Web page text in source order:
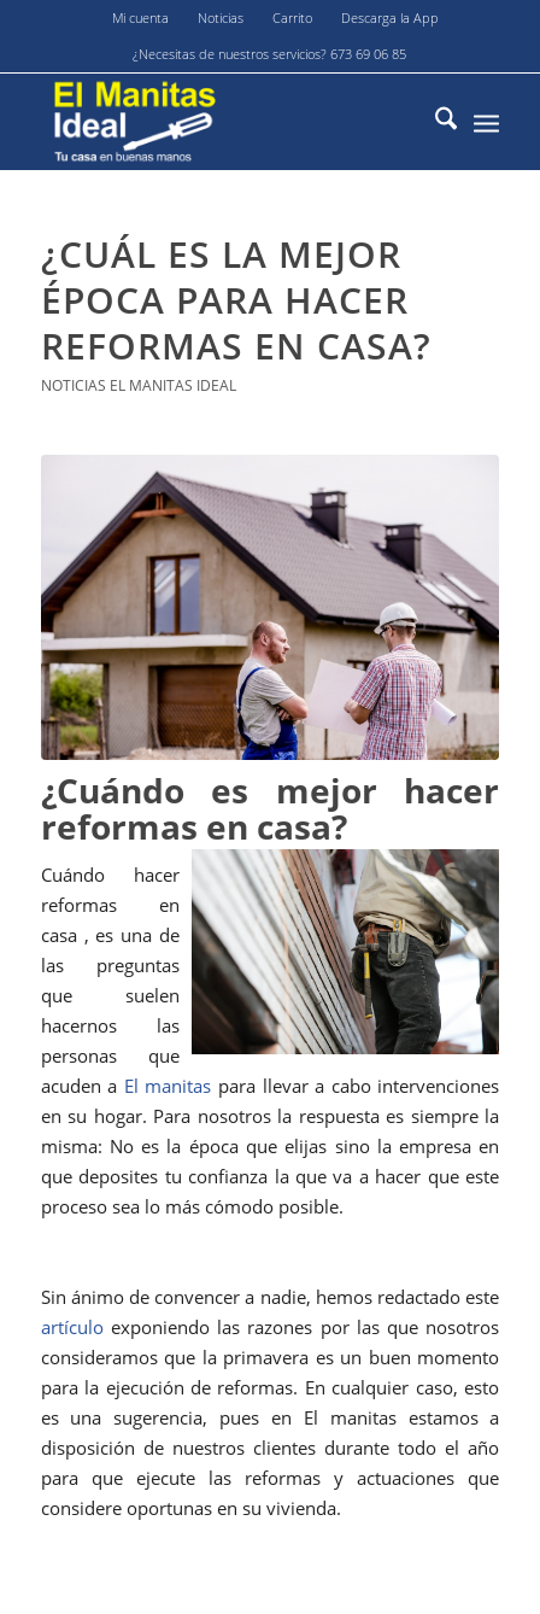
Mi cuenta Noticias Carrito
Descarga la App
¿Necesitas de nuestros servicios? 673 69 06 85
¿CUÁL ES LA MEJOR
ÉPOCA PARA HACER
REFORMAS EN CASA?
NOTICIAS EL MANITAS IDEAL
¿Cuándo es mejor hacer
reformas en casa?
Cuándo hacer
reformas en
casa , es una de
las preguntas
que suelen
hacernos las
personas que
acuden a El manitas para llevar a cabo intervenciones
en su hogar. Para nosotros la respuesta es siempre la
misma: No es la época que elijas sino la empresa en
que deposites tu confianza la que va a hacer que este
proceso sea lo más cómodo posible.
Sin ánimo de convencer a nadie, hemos redactado este
artículoexponiendo las razones por las que nosotros
consideramos que la primavera es un buen momento
para la ejecución de reformas. En cualquier caso, esto
es una sugerencia, pues en El manitas estamos a
disposición de nuestros clientes durante todo el año
para que ejecute las reformas y actuaciones que
considere oportunas en su vivienda.